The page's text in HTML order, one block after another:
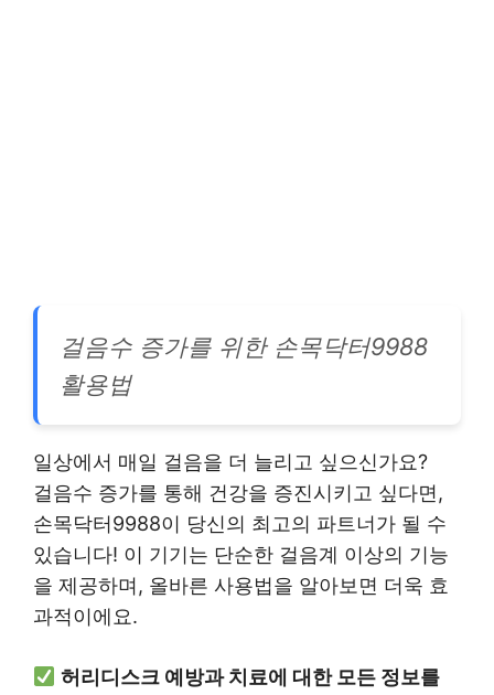
걸음수 증가를 위한 손목닥터9988
활용법
일상에서 매일 걸음을 더 늘리고 싶으신가요?
걸음수 증가를 통해 건강을 증진시키고 싶다면,
손목닥터9988이 당신의 최고의 파트너가 될 수
있습니다! 이 기기는 단순한 걸음계 이상의 기능
을 제공하며, 올바른 사용법을 알아보면 더욱 효
과적이에요.
허리디스크 예방과 치료에 대한 모든 정보를